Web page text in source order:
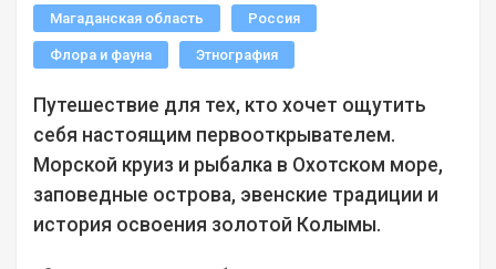
Магаданская область Россия
Флора и фауна Этнография
Путешествие для тех, кто хочет ощутить
себя настоящим первооткрывателем.
Морской круиз и рыбалка в Охотском море,
заповедные острова, эвенские традиции и
история освоения золотой Колымы.